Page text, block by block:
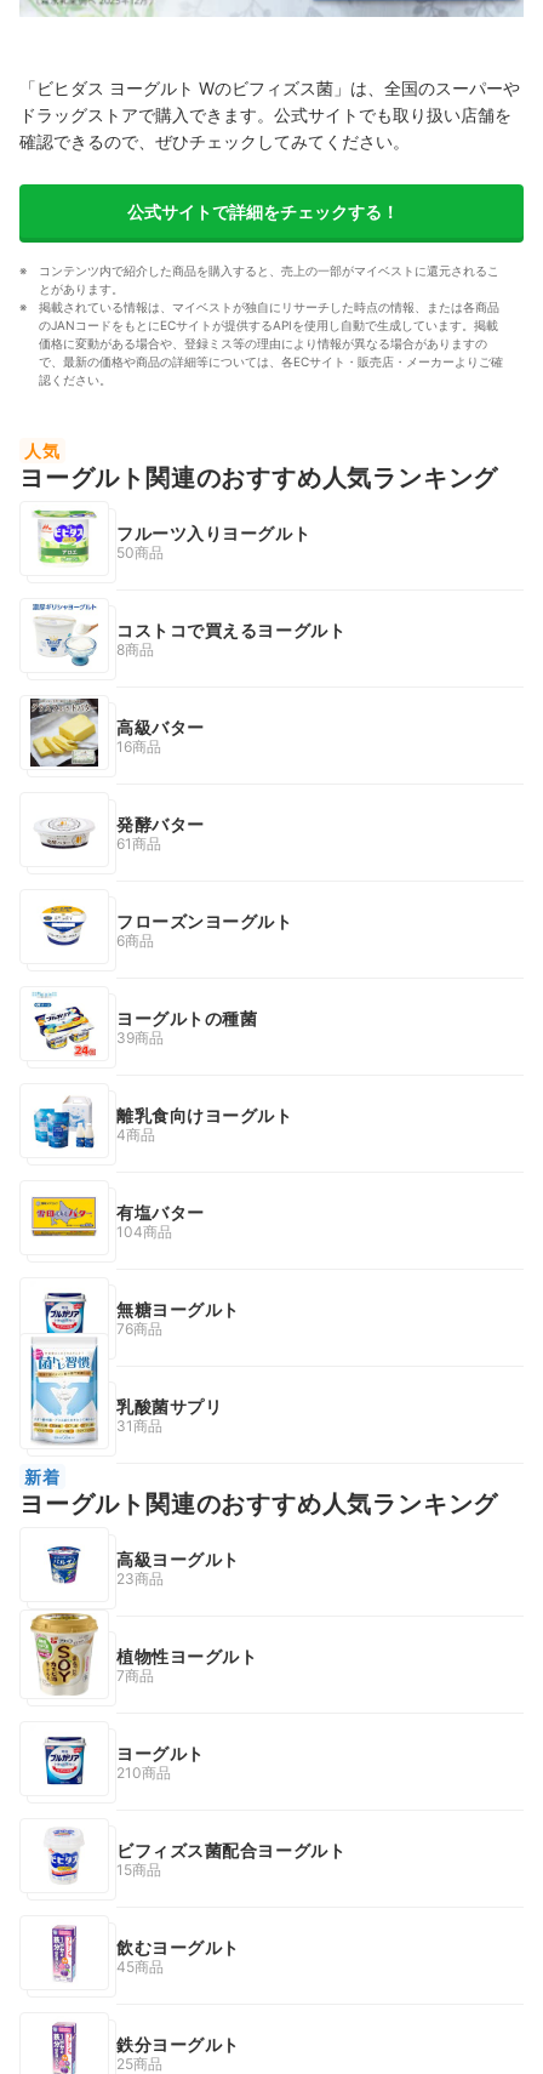
「ビヒダス ヨーグルト Wのビフィズス菌」は、全国のスーパーや
ドラッグストアで購入できます。公式サイトでも取り扱い店舗を
確認できるので、ぜひチェックしてみてください。
公式サイトで詳細をチェックする！
コンテンツ内で紹介した商品を購入すると、売上の一部がマイベストに還元されるこ
とがあります。
掲載されている情報は、マイベストが独自にリサーチした時点の情報、または各商品
のJANコードをもとにECサイトが提供するAPIを使用し自動で生成しています。掲載
価格に変動がある場合や、登録ミス等の理由により情報が異なる場合がありますの
で、最新の価格や商品の詳細等については、各ECサイト・販売店・メーカーよりご確
認ください。
人気
ヨーグルト関連のおすすめ人気ランキング
フルーツ入りヨーグルト
50商品
コストコで買えるヨーグルト
8商品
高級バター
16商品
発酵バター
61商品
フローズンヨーグルト
6商品
ヨーグルトの種菌
39商品
離乳食向けヨーグルト
4商品
有塩バター
104商品
無糖ヨーグルト
76商品
乳酸菌サプリ
31商品
新着
ヨーグルト関連のおすすめ人気ランキング
高級ヨーグルト
23商品
植物性ヨーグルト
7商品
ヨーグルト
210商品
ビフィズス菌配合ヨーグルト
15商品
飲むヨーグルト
45商品
鉄分ヨーグルト
25商品